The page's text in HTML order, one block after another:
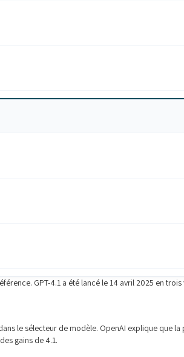
GPT-4.1 a été lancé le 14 avril 2025 en
dans le sélecteur de modèle. OpenAI explique que
gains de 4.1.